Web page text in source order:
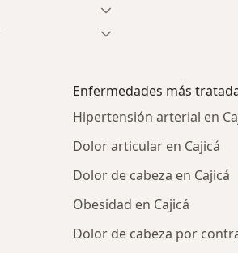
Enfermedades más
Hipertensión arterial en
Dolor articular en Cajicá
Dolor de cabeza en Cajicá
Obesidad en Cajicá
Dolor de cabeza por